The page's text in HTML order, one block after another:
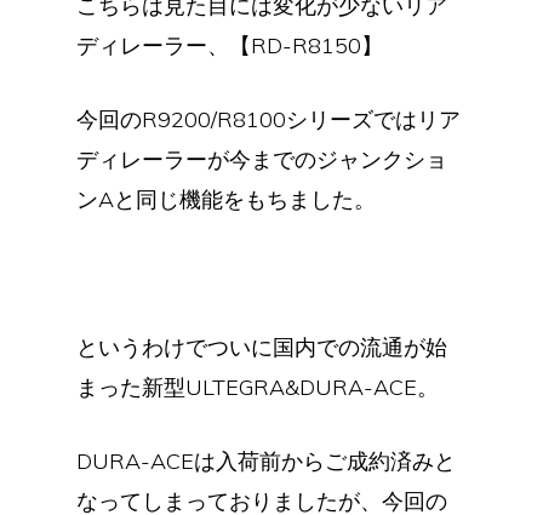
こちらは見た目には変化が少ないリア
ディレーラー、【RD-R8150】
今回のR9200/R8100シリーズではリア
ディレーラーが今までのジャンクショ
ンAと同じ機能をもちました。
というわけでついに国内での流通が始
まった新型ULTEGRA&DURA-ACE。
DURA-ACEは入荷前からご成約済みと
なってしまっておりましたが、今回の